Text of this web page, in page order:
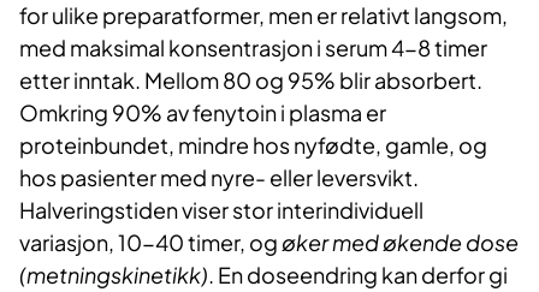
for ulike preparatformer, men er relativt langsom,
med maksimal konsentrasjon i serum 4-8 timer
etter inntak. Mellom 80 og 95% blir absorbert.
Omkring 90% av fenytoin i plasma er
proteinbundet, mindre hos nyfødte, gamle, og
hos pasienter med nyre- eller leversvikt.
Halveringstiden viser stor interindividuell
variasjon, 10-40 timer, og øker med økende dose
(metningskinetikk). En doseendring kan derfor gi